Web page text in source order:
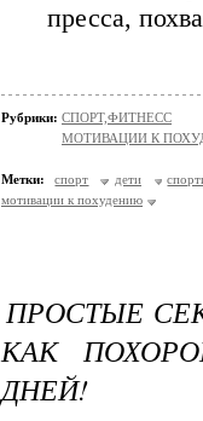
пресса,
Рубрики: СПОРТ,ФИТНЕСС
МОТИВАЦИИ К
Метки: спорт дети
мотивации к похудению
ПРОСТЫЕ
КАК
ДНЕЙ!